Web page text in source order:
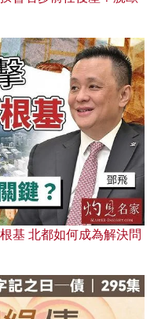
基 北都如何成為解決問